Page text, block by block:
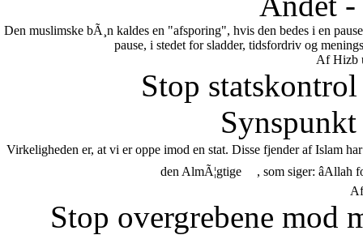
Den muslimske bÃ¸n kaldes en "afsporing", hvis den bedes i en
pause, i stedet for sladder, tidsfordriv og
Af Hizb
Stop
Virkeligheden er, at vi er oppe imod en stat. Disse fjender af Islam
den AlmÃ¦gtige
, som siger:
Stop overgrebene mod